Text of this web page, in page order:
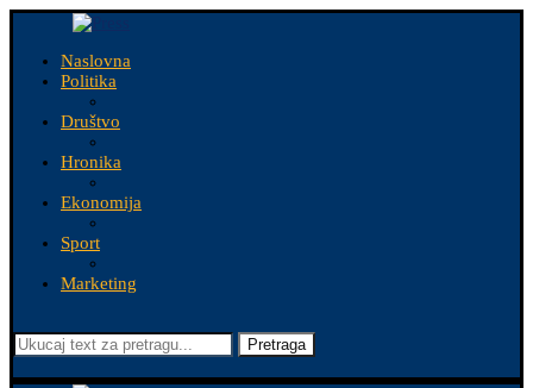
Naslovna
Politika
Društvo
Hronika
Ekonomija
Sport
Marketing
Pretraga